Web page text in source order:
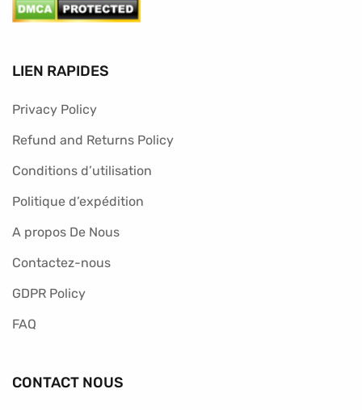
LIEN RAPIDES
Privacy Policy
Refund and Returns Policy
Conditions d’utilisation
Politique d’expédition
A propos De Nous
Contactez-nous
GDPR Policy
FAQ
CONTACT NOUS